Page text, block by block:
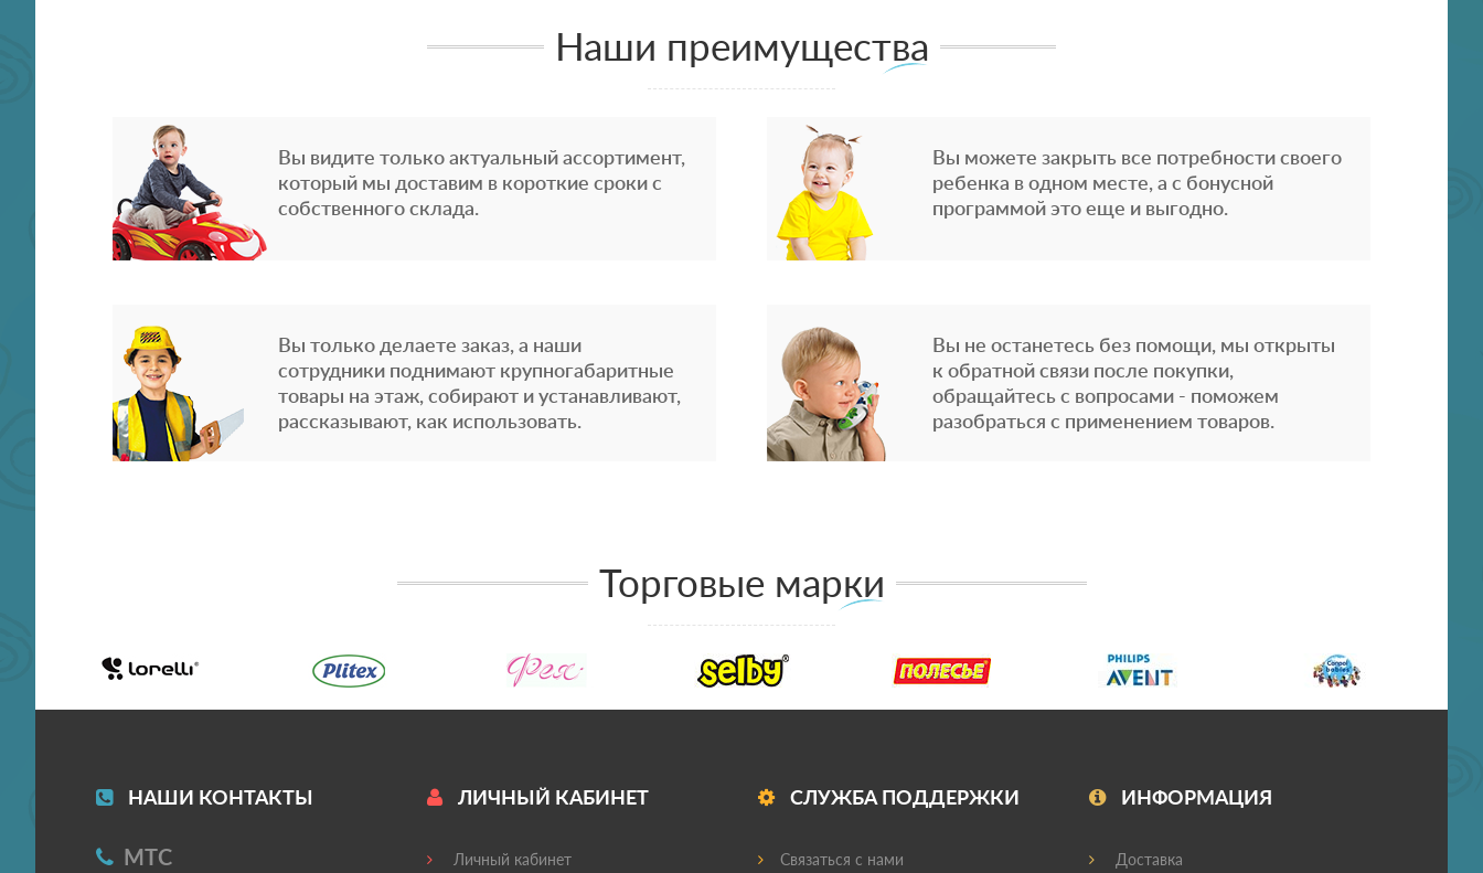
Наши преимущества
Вы видите только актуальный ассортимент,
который мы доставим в короткие сроки с
собственного склада.
Вы можете закрыть все потребности своего
ребенка в одном месте, а с бонусной
программой это еще и выгодно.
Вы только делаете заказ, а наши
сотрудники поднимают крупногабаритные
товары на этаж, собирают и устанавливают,
рассказывают, как использовать.
Вы не останетесь без помощи, мы открыты
к обратной связи после покупки,
обращайтесь с вопросами - поможем
разобраться с применением товаров.
Торговые марки
НАШИ КОНТАКТЫ
МТС
ЛИЧНЫЙ КАБИНЕТ
Личный кабинет
СЛУЖБА ПОДДЕРЖКИ
Связаться с нами
ИНФОРМАЦИЯ
Доставка